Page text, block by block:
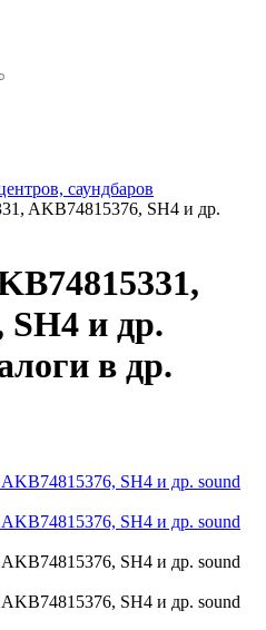
саундбаров
AKB74815376, SH4 и др.
SH4 и др.
в др.